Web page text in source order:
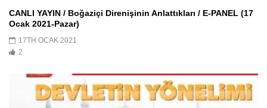
CANLI YAYIN / Boğaziçi Direnişinin Anlattıkları / E-PANEL (17
Ocak 2021-Pazar)
17TH OCAK 2021
2